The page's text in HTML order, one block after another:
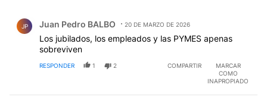
JP Juan Pedro BALBO 20 DE MARZO DE 2026
Los jubilados, los empleados y las PYMES apenas
sobreviven
RESPONDER 1 2 COMPARTIR
MARCAR
COMO
INAPROPIADO